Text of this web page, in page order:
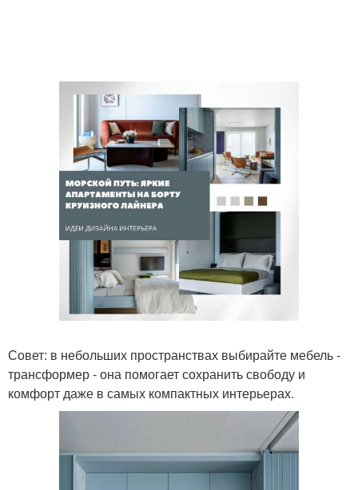
Совет: в небольших пространствах выбирайте мебель -
трансформер - она помогает сохранить свободу и
комфорт даже в самых компактных интерьерах.